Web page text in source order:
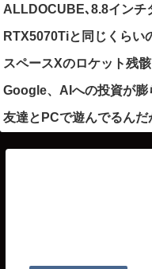
ALLDOCUBE､8.8インチ
RTX5070Tiと同じくらい
スペースXのロケット残
Google、AIへの投資が膨
友達とPCで遊んでるん